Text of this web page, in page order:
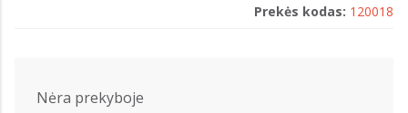
Prekės kodas: 120018
Nėra prekyboje